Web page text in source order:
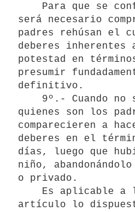
será necesario
padres rehúsan el
deberes
potestad en
presumir
definitivo.
quienes son los
comparecieren a
deberes en el
días, luego que
niño,
o privado.
artículo lo